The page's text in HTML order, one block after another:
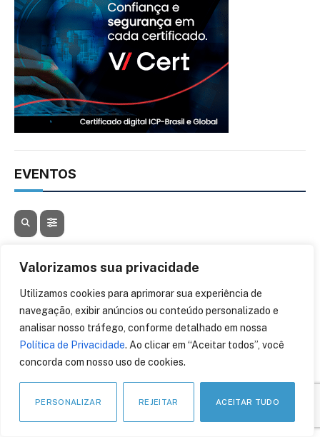
Valorizamos sua privacidade
Utilizamos cookies para aprimorar sua experiência de
navegação, exibir anúncios ou conteúdo personalizado e
analisar nosso tráfego, conforme detalhado em nossa
Política de Privacidade. Ao clicar em “Aceitar todos”, você
concorda com nosso uso de cookies.
PERSONALIZAR REJEITAR ACEITAR TUDO
EVENTOS
05
AGO
06
CONTA AZUL CON 26
12
AGO
13
BLOCKCHAIN RIO 2026